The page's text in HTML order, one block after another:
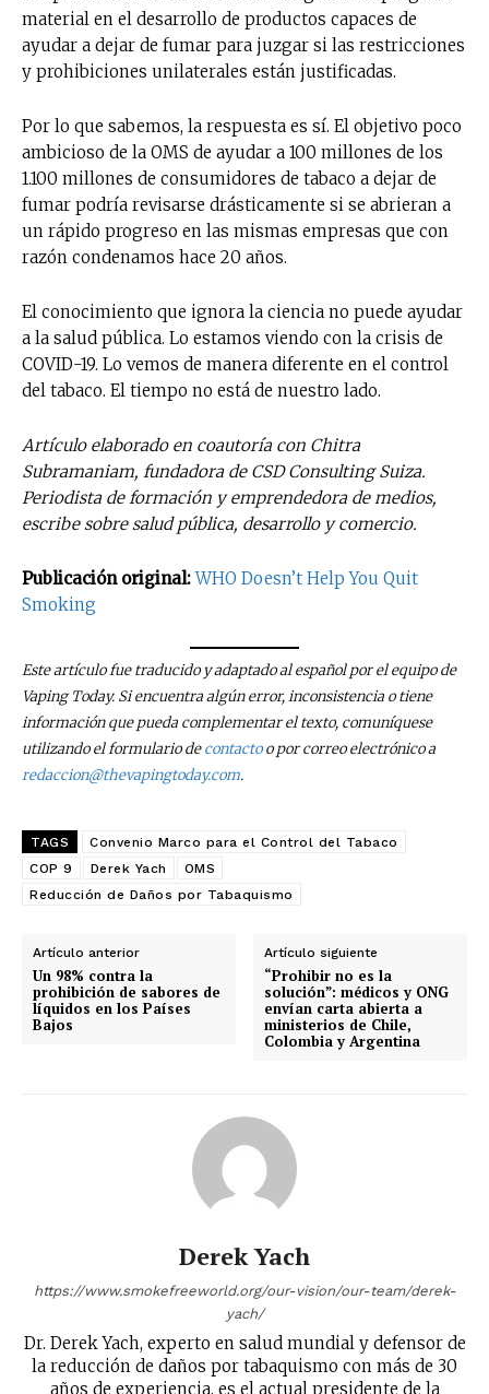
No te pierdas de las
Suscríbete a nuestro boletín diario y
recibe todas las noticias del vapeo y la
reducción de daños en tu correo
electrónico.
Subscribe to our daily clipping and
SUBSCRIBIRSE
material en el desarrollo de productos capaces de
ayudar a dejar de fumar para juzgar si las restricciones
y prohibiciones unilaterales están justificadas.
Por lo que sabemos, la respuesta es sí. El objetivo poco
ambicioso de la OMS de ayudar a 100 millones de los
1.100 millones de consumidores de tabaco a dejar de
fumar podría revisarse drásticamente si se abrieran a
un rápido progreso en las mismas empresas que con
razón condenamos hace 20 años.
El conocimiento que ignora la ciencia no puede ayudar
a la salud pública. Lo estamos viendo con la crisis de
COVID-19. Lo vemos de manera diferente en el control
del tabaco. El tiempo no está de nuestro lado.
Artículo elaborado en coautoría con Chitra
Subramaniam, fundadora de CSD Consulting Suiza.
Periodista de formación y emprendedora de medios,
escribe sobre salud pública, desarrollo y comercio.
Publicación original: WHO Doesn’t Help You Quit
Smoking
Este artículo fue traducido y adaptado al español por el equipo de
Vaping Today. Si encuentra algún error, inconsistencia o tiene
información que pueda complementar el texto, comuníquese
utilizando el formulario decontactoo por correo electrónico a
redaccion@thevapingtoday.com.
TAGS
Convenio Marco para el Control del Tabaco
COP 9
Derek Yach
OMS
Reducción de Daños por Tabaquismo
Artículo anterior
Un 98% contra la
prohibición de sabores de
líquidos en los Países
Bajos
Artículo siguiente
“Prohibir no es la
solución”: médicos y ONG
envían carta abierta a
ministerios de Chile,
Colombia y Argentina
Derek Yach
https://www.smokefreeworld.org/our-vision/our-team/derek-
yach/
Dr. Derek Yach, experto en salud mundial y defensor de
la reducción de daños por tabaquismo con más de 30
años de experiencia, es el actual presidente de la